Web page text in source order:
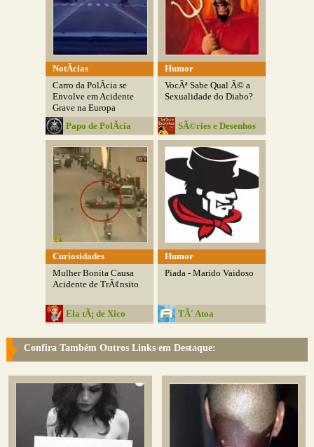
NotÃ­cias
Carro da PolÃ­cia se
Envolve em Acidente
Grave na Europa
Papo de PolÃ­cia
Humor
VocÃª Sabe Qual Ã© a
Sexualidade do Diabo?
SÃ©ries e Desenhos
Antigos
Curiosidades
Mulher Bonita Causa
Acidente de TrÃ¢nsito
Ela tÃ¡ de Xico
Humor
Piada - Marido Vaidoso
TÃ´ Atoa
Confira Também Outros Links em Destaque: